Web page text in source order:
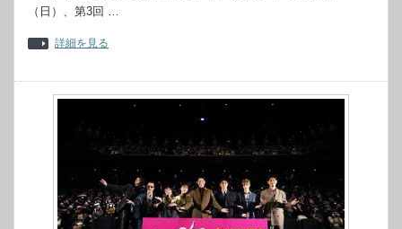
（日）、第3回 …
詳細を見る